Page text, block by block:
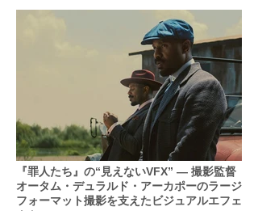
『罪人たち』の“見えないVFX” ― 撮影監督
オータム・デュラルド・アーカポーのラージ
フォーマット撮影を支えたビジュアルエフェ